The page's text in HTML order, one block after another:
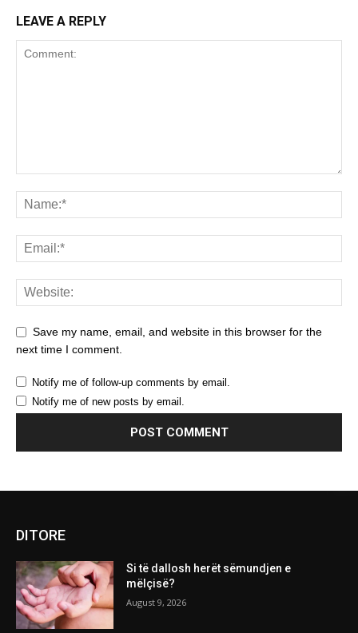
LEAVE A REPLY
Save my name, email, and website in this browser for the
next time I comment.
Notify me of follow-up comments by email.
Notify me of new posts by email.
DITORE
Si të dallosh herët sëmundjen e
mëlçisë?
August 9, 2026